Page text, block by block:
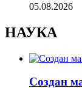
05.08.2026
НАУКА
Создан